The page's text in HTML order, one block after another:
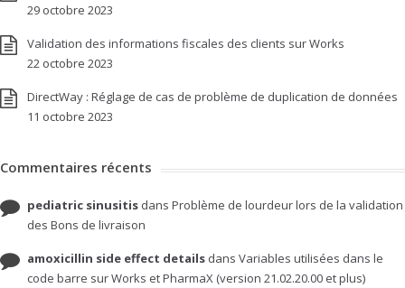
29 octobre 2023
Validation des informations fiscales des clients sur Works
22 octobre 2023
DirectWay : Réglage de cas de problème de duplication de données
11 octobre 2023
Commentaires récents
pediatric sinusitis dans Problème de lourdeur lors de la validation
des Bons de livraison
amoxicillin side effect details dans Variables utilisées dans le
code barre sur Works et PharmaX (version 21.02.20.00 et plus)